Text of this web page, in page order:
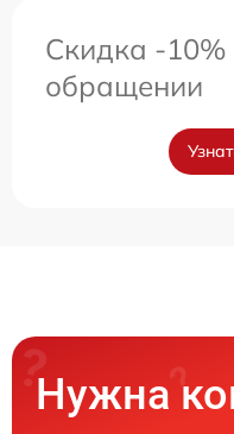
Скидка -10%
обращении
Нужна